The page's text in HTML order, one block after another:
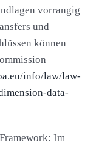
vorrangig
und
können
info/law/law-
data-
Im